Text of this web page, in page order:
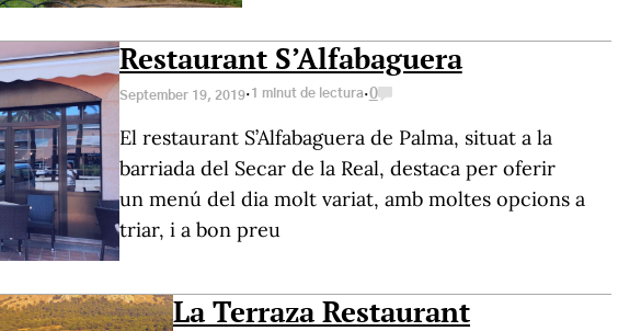
Restaurant S’Alfabaguera
September 19, 2019·1 minut de lectura·0
El restaurant S’Alfabaguera de Palma, situat a la
barriada del Secar de la Real, destaca per oferir
un menú del dia molt variat, amb moltes opcions a
triar, i a bon preu
La Terraza Restaurant